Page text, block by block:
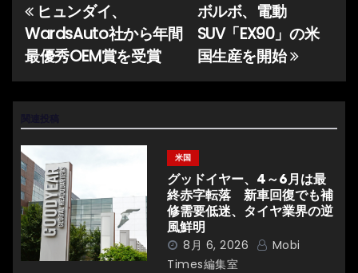
投
稿
ナ
ゲ
ー
シ
ョ
ボルボ、電動
SUV「EX90」の米
国生産を開始
ヒュンダイ、
WardsAuto社から年間
最優秀OEM賞を受賞
米国
グッドイヤー、4～6月は最
終赤字転落 新車回復でも補
修需要低迷、タイヤ業界の逆
風鮮明
8月 6, 2026
Mobi
Times編集室